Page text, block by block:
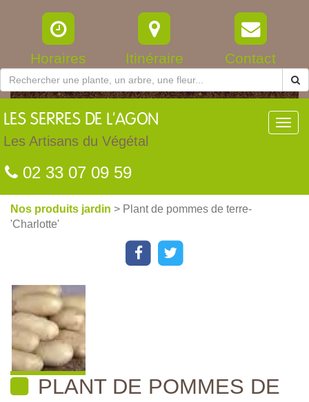
Horaires Itinéraire Contact
LES SERRES DE L'AGON
Les Artisans du Végétal
02 33 07 09 59
Nos produits jardin > Plant de pommes de terre-
'Charlotte'
PLANT DE POMMES DE